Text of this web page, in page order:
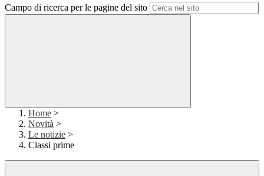
Campo di ricerca per le pagine del sito
Home >
Novità >
Le notizie >
Classi prime